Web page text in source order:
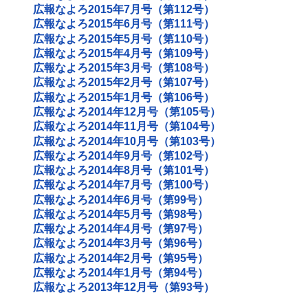
広報なよろ2015年7月号（第112号）
広報なよろ2015年6月号（第111号）
広報なよろ2015年5月号（第110号）
広報なよろ2015年4月号（第109号）
広報なよろ2015年3月号（第108号）
広報なよろ2015年2月号（第107号）
広報なよろ2015年1月号（第106号）
広報なよろ2014年12月号（第105号）
広報なよろ2014年11月号（第104号）
広報なよろ2014年10月号（第103号）
広報なよろ2014年9月号（第102号）
広報なよろ2014年8月号（第101号）
広報なよろ2014年7月号（第100号）
広報なよろ2014年6月号（第99号）
広報なよろ2014年5月号（第98号）
広報なよろ2014年4月号（第97号）
広報なよろ2014年3月号（第96号）
広報なよろ2014年2月号（第95号）
広報なよろ2014年1月号（第94号）
広報なよろ2013年12月号（第93号）